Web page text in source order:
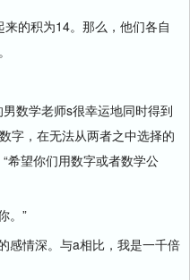
的积为14。那么，他们各自
数学老师s很幸运地同时得到
字，在无法从两者之中选择的
希望你们用数字或者数学公
。”
感情深。与a相比，我是一千倍